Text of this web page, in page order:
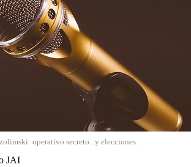
operativo secreto...y elecciones.